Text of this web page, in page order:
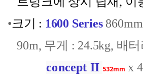
•크기 : 1600 Series
90m, 무게 : 24.5kg, 배
concept II 532mm x